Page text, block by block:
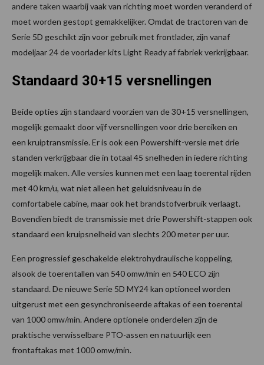
andere taken waarbij vaak van richting moet worden veranderd of
moet worden gestopt gemakkelijker. Omdat de tractoren van de
Serie 5D geschikt zijn voor gebruik met frontlader, zijn vanaf
modeljaar 24 de voorlader kits Light Ready af fabriek verkrijgbaar.
Standaard 30+15 versnellingen
Beide opties zijn standaard voorzien van de 30+15 versnellingen,
mogelijk gemaakt door vijf versnellingen voor drie bereiken en
een kruiptransmissie. Er is ook een Powershift-versie met drie
standen verkrijgbaar die in totaal 45 snelheden in iedere richting
mogelijk maken. Alle versies kunnen met een laag toerental rijden
met 40 km/u, wat niet alleen het geluidsniveau in de
comfortabele cabine, maar ook het brandstofverbruik verlaagt.
Bovendien biedt de transmissie met drie Powershift-stappen ook
standaard een kruipsnelheid van slechts 200 meter per uur.
Een progressief geschakelde elektrohydraulische koppeling,
alsook de toerentallen van 540 omw/min en 540 ECO zijn
standaard. De nieuwe Serie 5D MY24 kan optioneel worden
uitgerust met een gesynchroniseerde aftakas of een toerental
van 1000 omw/min. Andere optionele onderdelen zijn de
praktische verwisselbare PTO-assen en natuurlijk een
frontaftakas met 1000 omw/min.